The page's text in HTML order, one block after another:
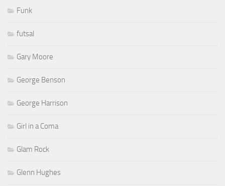
Funk
futsal
Gary Moore
George Benson
George Harrison
Girl in a Coma
Glam Rock
Glenn Hughes